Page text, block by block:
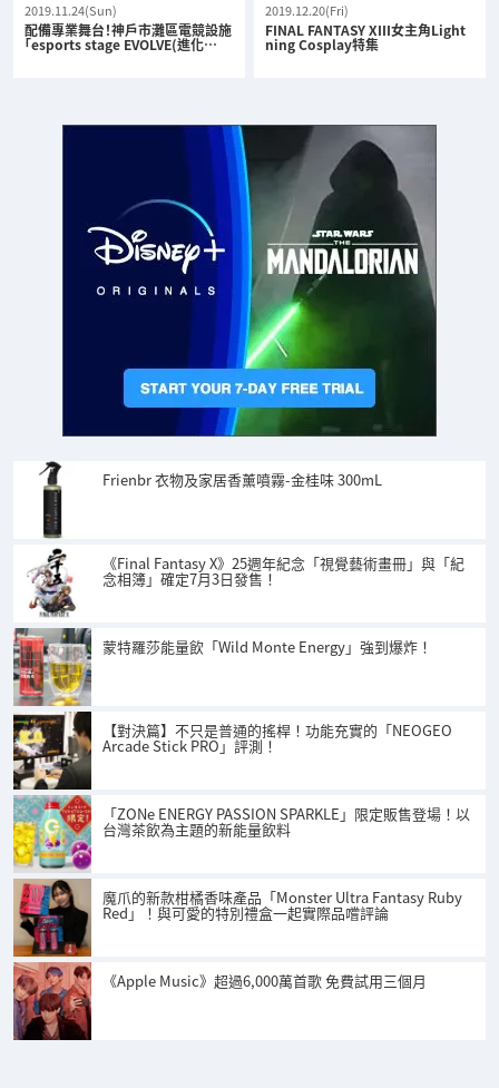
2019.11.24(Sun)
配備專業舞台！神戶市灘區電競設施
「esports stage EVOLVE(進化…
2019.12.20(Fri)
FINAL FANTASY XIII女主角Light
ning Cosplay特集
Frienbr 衣物及家居香薰噴霧-金桂味 300mL
《Final Fantasy X》25週年紀念「視覺藝術畫冊」與「紀
念相簿」確定7月3日發售！
蒙特羅莎能量飲「Wild Monte Energy」強到爆炸！
【對決篇】不只是普通的搖桿！功能充實的「NEOGEO
Arcade Stick PRO」評測！
「ZONe ENERGY PASSION SPARKLE」限定販售登場！以
台灣茶飲為主題的新能量飲料
魔爪的新款柑橘香味產品「Monster Ultra Fantasy Ruby
Red」！與可愛的特別禮盒一起實際品嚐評論
《Apple Music》超過6,000萬首歌 免費試用三個月